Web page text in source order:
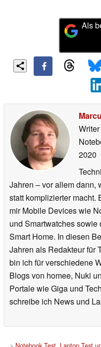
Als
Writer
2020
Jahren – vor allem dann,
statt komplizierter macht.
mir Mobile Devices wie
und Smartwatches
Smart Home. In diesen
Jahren als Redakteur für
bin ich für verschiedene
Blogs von homee, Nuki
Portale wie Giga und
schreibe ich News und